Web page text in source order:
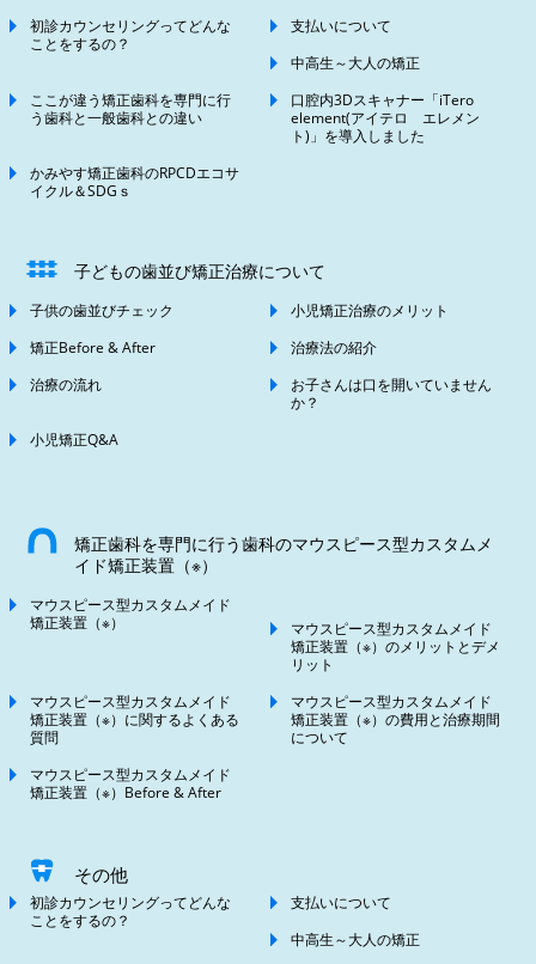
初診カウンセリングってどんな
ことをするの？
支払いについて
中高生～大人の矯正
ここが違う矯正歯科を専門に行
う歯科と一般歯科との違い
口腔内3Dスキャナー「iTero
element(アイテロ エレメン
ト)」を導入しました
かみやす矯正歯科のRPCDエコサ
イクル＆SDGｓ
子どもの歯並び矯正治療について
子供の歯並びチェック
小児矯正治療のメリット
矯正Before & After
治療法の紹介
治療の流れ
お子さんは口を開いていません
か？
小児矯正Q&A
矯正歯科を専門に行う歯科のマウスピース型カスタムメ
イド矯正装置（※）
マウスピース型カスタムメイド
矯正装置（※）
マウスピース型カスタムメイド
矯正装置（※）のメリットとデメ
リット
マウスピース型カスタムメイド
矯正装置（※）に関するよくある
質問
マウスピース型カスタムメイド
矯正装置（※）の費用と治療期間
について
マウスピース型カスタムメイド
矯正装置（※）Before & After
その他
初診カウンセリングってどんな
ことをするの？
支払いについて
中高生～大人の矯正